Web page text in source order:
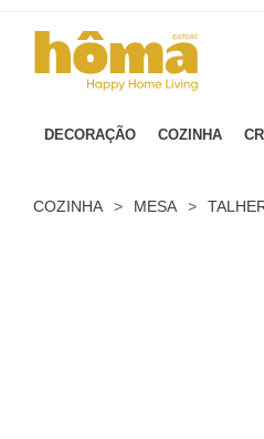
DECORAÇÃO COZINHA
COZINHA > MESA >